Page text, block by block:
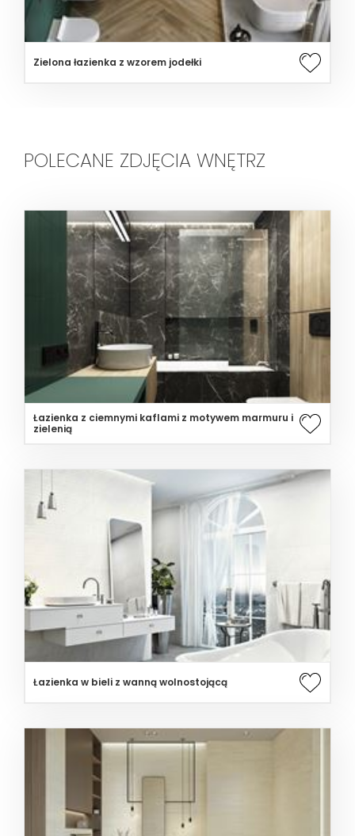
Zielona łazienka z wzorem jodełki
POLECANE ZDJĘCIA WNĘTRZ
Łazienka z ciemnymi kaflami z motywem marmuru i
zielenią
Łazienka w bieli z wanną wolnostojącą